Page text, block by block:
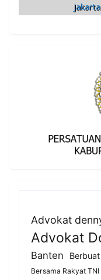
Advokat
Advokat
Banten
Bersama Rakyat TNI